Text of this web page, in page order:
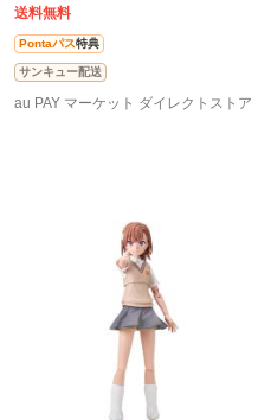
送料無料
Pontaパス特典
サンキュー配送
au PAY マーケット ダイレクトストア